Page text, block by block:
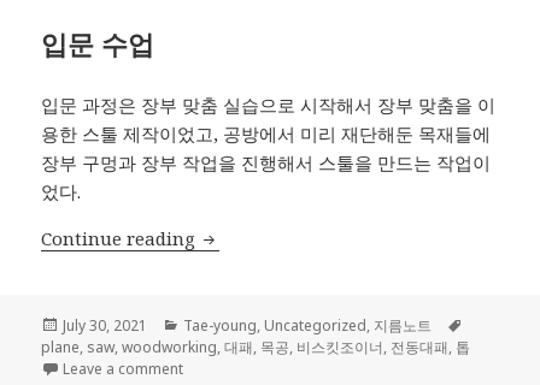
입문 수업
입문 과정은 장부 맞춤 실습으로 시작해서 장부 맞춤을 이
용한 스툴 제작이었고, 공방에서 미리 재단해둔 목재들에
장부 구멍과 장부 작업을 진행해서 스툴을 만드는 작업이
었다.
Continue reading 목공 입문…
Posted
on
July 30, 2021 Categories
Tae-young, Uncategorized, 지름노트
plane, saw,woodworking,대패, 목공, 비스킷조이너, 전동대패, 톱
Leave a commenton 목공 입문…